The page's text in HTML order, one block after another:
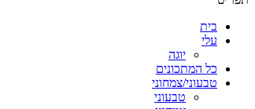
בית
עלי
יוגה
כל המתכונים
טבעוני/צמחוני
טבעוני